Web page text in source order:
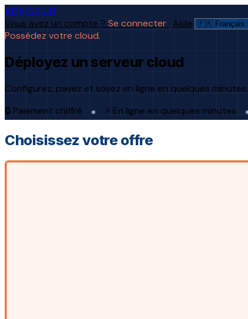
AFRICLOUD
Vous avez un compte ? Se connecter · Aide
Possédez votre cloud.
Déployez un serveur cloud
Configurez, payez et soyez en ligne en quelques minutes.
🔒 Paiement chiffré
⚡ En ligne en quelques minutes
Choisissez votre offre